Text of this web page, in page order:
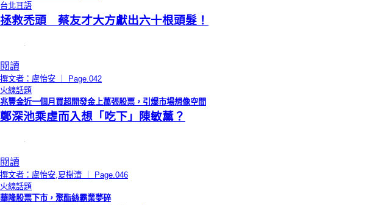
台北耳語
拯救禿頭 蔡友才大方獻出六十根頭髮！
閱讀
撰文者：盧怡安 ｜ Page.042
火線話題
兆豐金近一個月買超開發金上萬張股票，引爆市場想像空間
鄭深池乘虛而入想「吃下」陳敏薰？
閱讀
撰文者：盧怡安,夏樹清 ｜ Page.046
火線話題
華隆股票下市，聚酯絲霸業夢碎